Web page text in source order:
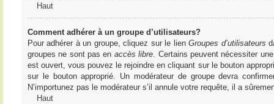
Haut
Comment adhérer à un groupe d’utilisateurs?
Pour adhérer à un groupe, cliquez sur le lienGroupes d’utilisateurs
groupes ne sont pas en accès libre. Certains peuvent nécessiter
est ouvert, vous pouvez le rejoindre en cliquant sur le bouton
sur le bouton approprié. Un modérateur de groupe devra
N’importunez pas le modérateur s’il annule votre requête, il a
Haut